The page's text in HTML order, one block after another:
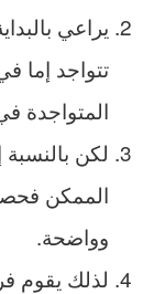
يراعي
تتواجد إما
المتواجدة
لكن
الممكن
وواضحة.
لذلك يقوم